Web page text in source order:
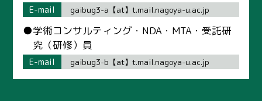
E-mail gaibug3-a【at】t.mail.nagoya-u.ac.jp
●学術コンサルティング・NDA・MTA・受託研
究（研修）員
E-mail gaibug3-b【at】t.mail.nagoya-u.ac.jp